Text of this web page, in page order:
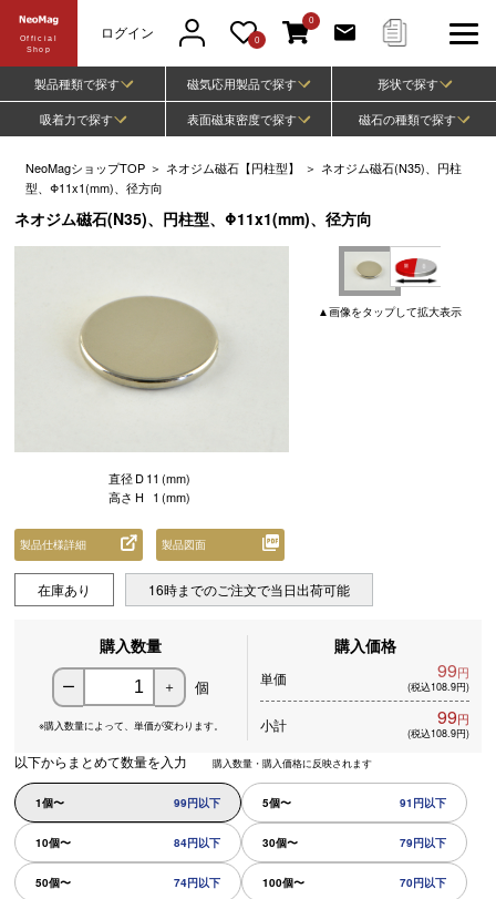
Official
Shop
ログイン 0
0
製品種類で探す 磁気応用製品で探す
形状で探す
吸着力で探す
表面磁束密度で探す 磁石の種類で探す
NeoMagショップTOP ＞ ネオジム磁石【円柱型】 ＞ ネオジム磁石(N35)、円柱
型、Φ11x1(mm)、径方向
ネオジム磁石(N35)、円柱型、Φ11x1(mm)、径方向
▲画像をタップして拡大表示
直径D11 (mm)
高さ H 1 (mm)
製品仕様詳細 製品図面
在庫あり 16時までのご注文で当日出荷可能
購入数量
ー ＋ 個
※購入数量によって、 単価が変わります。
購入価格
単価 99円
(税込108.9円)
小計 99円
(税込108.9円)
以下からまとめて数量を入力 購入数量・購入価格に反映されます
1個〜 99円以下 5個〜 91円以下
10個〜 84円以下 30個〜 79円以下
50個〜 74円以下 100個〜 70円以下